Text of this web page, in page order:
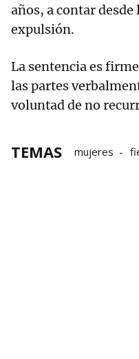
años, a contar
expulsión.
La sentencia es
las partes
voluntad de no
TEMAS mujeres